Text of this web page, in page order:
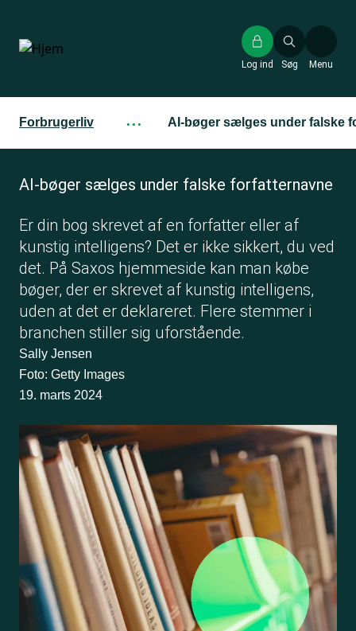
hovedindhold
Søg
Log ind Menu
Forbrugerliv ··· AI-bøger sælges under falske
AI-bøger sælges under falske forfatternavne
Er din bog skrevet af en forfatter eller af
kunstig intelligens? Det er ikke sikkert, du ved
det. På Saxos hjemmeside kan man købe
bøger, der er skrevet af kunstig intelligens,
uden at det er deklareret. Flere stemmer i
branchen stiller sig uforstående.
Sally Jensen
Foto: Getty Images
19. marts 2024